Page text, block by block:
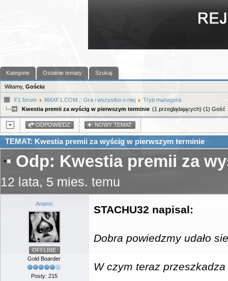
Kategorie Ostatnie tematy Szukaj
Witamy, Gościu
F1 forum MAXF1.COM :: Gra i wszystko o niej
Tryb managera
Kwestia premii za wyścig w pierwszym terminie (1 przeglądających) (1) Gość
ODPOWIEDZ NOWY TEMAT
TEMAT: Kwestia premii za wyścig w pierwszym terminie
Odp: Kwestia premii za
12 lata, 5 mies. temu
Anansi
OFFLINE
Gold Boarder
Posty: 215
STACHU32 napisal:
Dobra powiedzmy udało
W czym teraz